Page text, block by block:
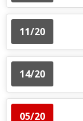
11/20
14/20
05/20